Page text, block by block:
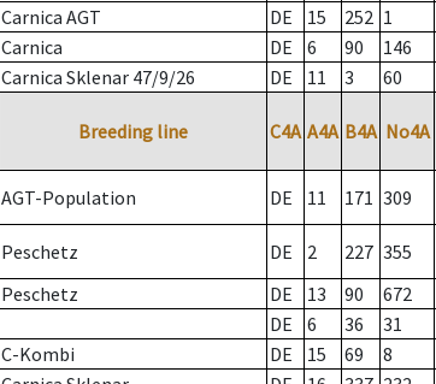
Carnica AGT DE 15 252 1
Carnica DE 6 90 146
Carnica Sklenar 47/9/26 DE 11 3 60
Breeding line C4A A4A B4A No4A
AGT-Population DE 11 171 309
Peschetz DE 2 227 355
Peschetz DE 13 90 672
DE 6 36 31
C-Kombi DE 15 69 8